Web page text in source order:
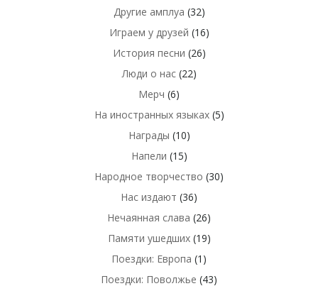
Другие амплуа (32)
Играем у друзей (16)
История песни (26)
Люди о нас(22)
Мерч (6)
На иностранных языках(5)
Награды (10)
Напели (15)
Народное творчество (30)
Нас издают (36)
Нечаянная слава (26)
Памяти ушедших(19)
Поездки: Европа (1)
Поездки: Поволжье (43)